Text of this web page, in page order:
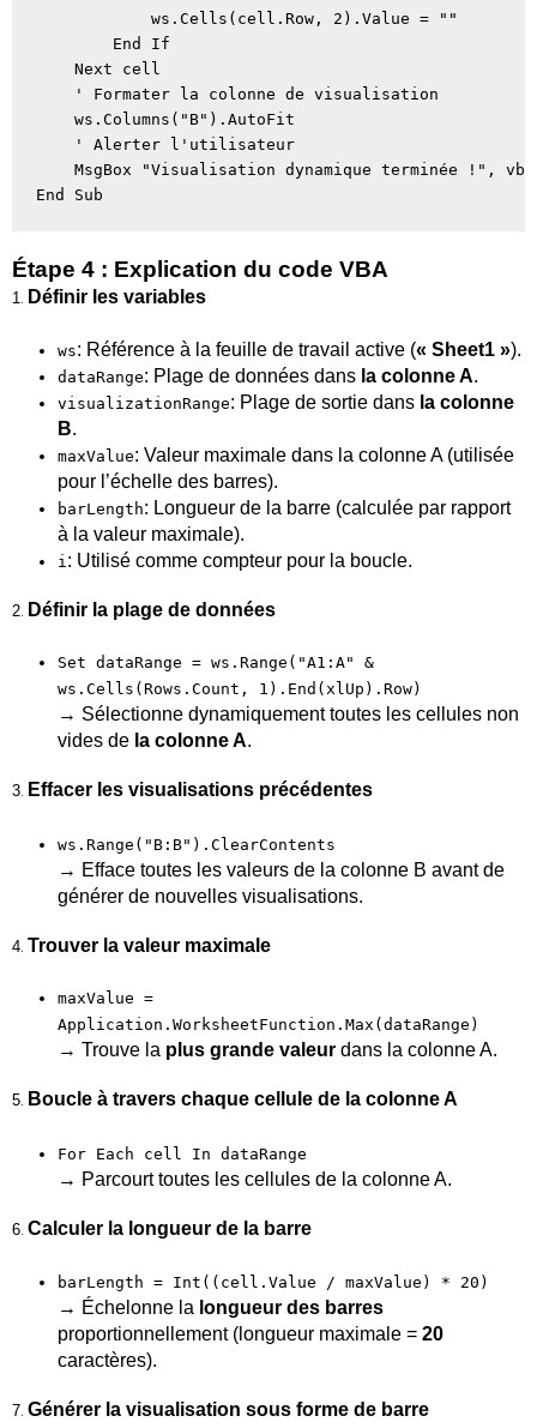
            ws.Cells(cell.Row, 2).Value = ""
        End If
    Next cell
    ' Formater la colonne de visualisation
    ws.Columns("B").AutoFit
    ' Alerter l'utilisateur
MsgBox "Visualisation dynamique terminée !",
Étape 4 : Explication du code VBA
1 Définir les variables
ws: Référence à la feuille de travail active (« Sheet1 »).
dataRange: Plage de données dans la colonne A.
visualizationRange: Plage de sortie dans la colonne
B.
maxValue: Valeur maximale dans la colonne A (utilisée
pour l’échelle des barres).
barLength: Longueur de la barre (calculée par rapport
à la valeur maximale).
i : Utilisé comme compteur pour la boucle.
2. Définir la plage de données
Set dataRange = ws.Range("A1:A" &
ws.Cells(Rows.Count, 1).End(xlUp).Row)
→ Sélectionne dynamiquement toutes les cellules non
vides de la colonne A.
3. Effacer les visualisations précédentes
ws.Range("B:B").ClearContents
→ Efface toutes les valeurs de la colonne B avant de
générer de nouvelles visualisations.
4 Trouver la valeur maximale
maxValue =
Application.WorksheetFunction.Max(dataRange)
→ Trouve la plus grande valeur dans la colonne A.
5. Boucle à travers chaque cellule de la colonne A
For Each cell In dataRange
→ Parcourt toutes les cellules de la colonne A.
6 Calculer la longueur de la barre
barLength = Int((cell.Value / maxValue) * 20)
→ Échelonne la longueur des barres
proportionnellement (longueur maximale =20
caractères).
7. Générer la visualisation sous forme de barre